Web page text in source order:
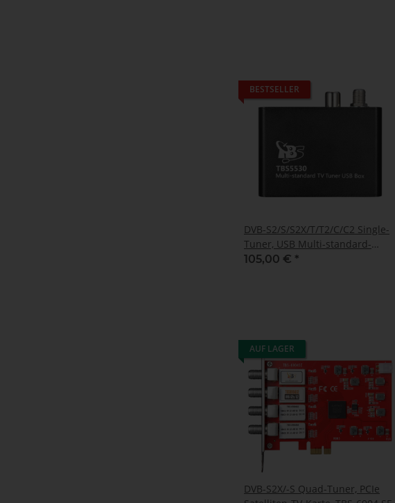
BESTSELLER
DVB-S2/S/S2X/T/T2/C/C2 Single-
Tuner, USB Multi-standard-
tuner Empfangsbox, TBS-5530
105,00 € *
AUF LAGER
DVB-S2X/-S Quad-Tuner, PCIe